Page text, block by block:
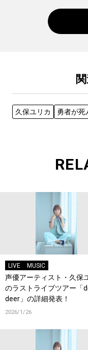
久保ユリカ 勇者が死
LIVE MUSIC
声優アーティスト・久保
のラストライブツアー「
deer」の詳細発表！
2026/1/26